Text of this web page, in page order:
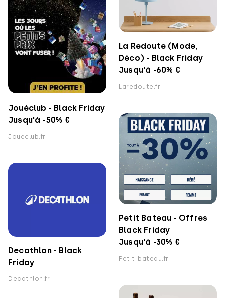
Jouéclub - Black Friday
Jusqu'à -50% €
Joueclub.fr
La Redoute (Mode,
Déco) - Black Friday
Jusqu'à -60% €
Laredoute.fr
Petit Bateau - Offres
Black Friday
Jusqu'à -30% €
Petit-bateau.fr
Decathlon - Black
Friday
Decathlon.fr